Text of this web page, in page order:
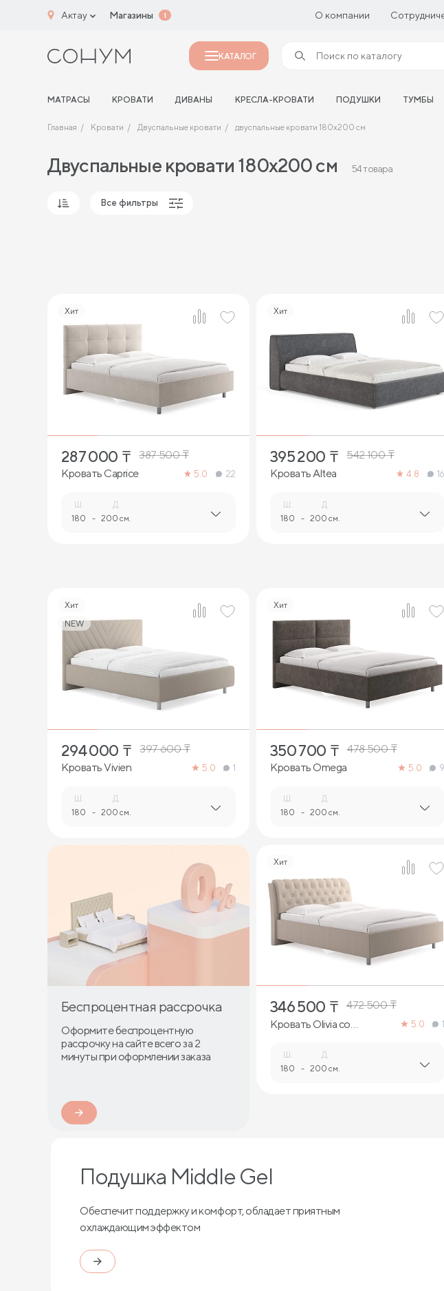
Актау Магазины 1 О компании
КАТАЛОГ
МАТРАСЫ КРОВАТИ ДИВАНЫ КРЕСЛА-КРОВАТИ ПОДУШКИ ТУМБЫ
Главная Кровати Двуспальные кровати двуспальные кровати 180х200 см
Двуспальные кровати 180х200 см 54 товара
Все фильтры
Хит
7
287 000 ₸ 387 500₸
Кровать Caprice
5.0 22
Ш.
180 -
Д.
200 см.
Хит
2
395 200 ₸ 542 100₸
Кровать Altea
4.8 16
Ш.
180 -
Д.
200 см.
Хит
NEW
4
294 000 ₸ 397 600₸
Кровать Vivien
5.0 1
Ш.
180 -
Д.
200 см.
Хит
3
350 700 ₸ 478 500₸
Кровать Omega
5.0 9
Ш.
180 -
Д.
200 см.
Беспроцентная рассрочка
Оформите беспроцентную
рассрочку на сайте всего за 2
минуты при оформлении заказа
Хит
4
346 500 ₸ 472 500₸
Кровать Olivia со
5.0 1
180 -
Д.
200 см.
Подушка Middle Gel
Обеспечит поддержку и комфорт, обладает приятным
охлаждающим эффектом